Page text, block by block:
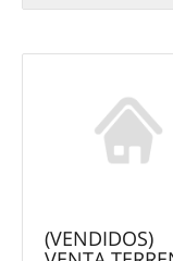
(VENDIDOS)